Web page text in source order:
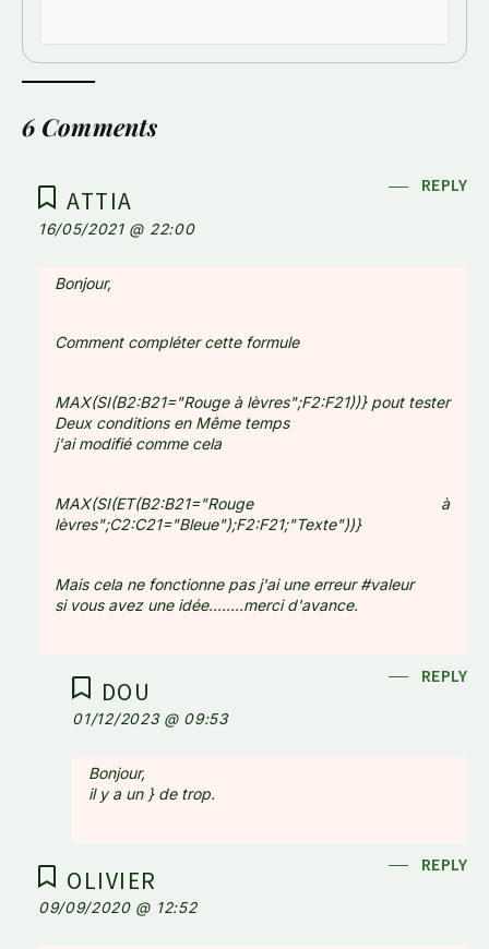
6 Comments
ATTIA
16/05/2021 @ 22:00
Bonjour,
Comment compléter cette formule
MAX(SI(B2:B21="Rouge à lèvres";F2:F21))} pout tester
Deux conditions en Même temps
j'ai modifié comme cela
MAX(SI(ET(B2:B21="Rouge à
lèvres";C2:C21="Bleue");F2:F21;"Texte"))}
Mais cela ne fonctionne pas j'ai une erreur #valeur
si vous avez une idée........merci d'avance.
REPLY
DOU
01/12/2023 @ 09:53
Bonjour,
il y a un } de trop.
REPLY
OLIVIER
09/09/2020 @ 12:52
REPLY